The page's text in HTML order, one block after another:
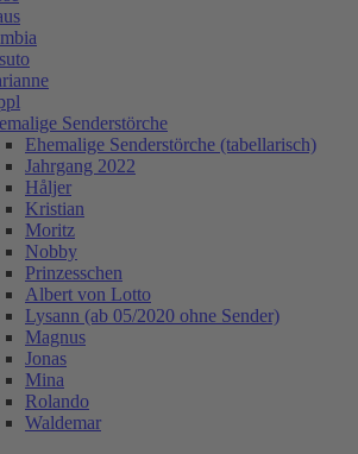
Senderstörche
Ehemalige Senderstörche (tabellarisch)
Jahrgang 2022
Håljer
Kristian
Moritz
Nobby
Prinzesschen
Albert von Lotto
Lysann (ab 05/2020 ohne Sender)
Magnus
Jonas
Mina
Rolando
Waldemar